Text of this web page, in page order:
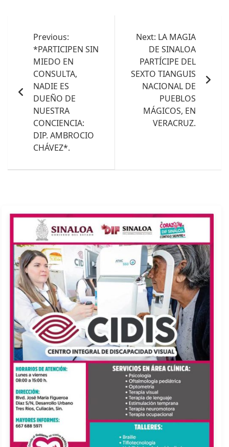
entradas
Previous:
*PARTICIPEN SIN
MIEDO EN
CONSULTA,
NADIE ES
DUEÑO DE
NUESTRA
CONCIENCIA:
DIP. AMBROCIO
CHÁVEZ*.
Next: LA MAGIA
DE SINALOA
PARTÍCIPE DEL
SEXTO TIANGUIS
NACIONAL DE
PUEBLOS
MÁGICOS, EN
VERACRUZ.